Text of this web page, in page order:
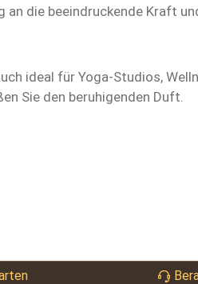
die beeindruckende Kraft
ideal für Yoga-Studios,
Sie den beruhigenden Duft.